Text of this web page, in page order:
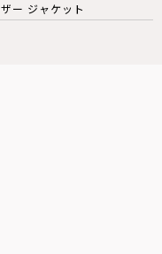
ー ジャケット